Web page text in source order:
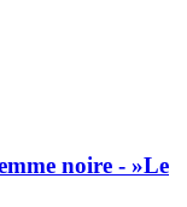
noire - »Le